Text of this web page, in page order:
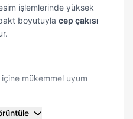
işlemlerinde yüksek
boyutuyla cep çakısı
içine mükemmel uyum
ve aşınmaya karşı dirençli